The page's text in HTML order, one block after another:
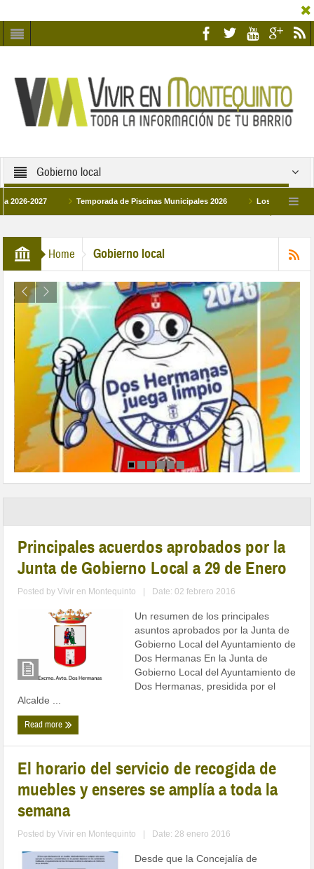
Gobierno local
Temporada de Piscinas Municipales 2026 Los Campus de
Home Gobierno local
Principales acuerdos aprobados por la
Junta de Gobierno Local a 29 de Enero
Posted byVivir en Montequinto Date: 02 febrero 2016
Un resumen de los principales
asuntos aprobados por la Junta de
Gobierno Local del Ayuntamiento de
Dos Hermanas En la Junta de
Gobierno Local del Ayuntamiento de
Dos Hermanas, presidida por el
Alcalde ...
Read more
El horario del servicio de recogida de
muebles y enseres se amplía a toda la
semana
Posted byVivir en Montequinto Date: 28 enero 2016
Desde que la Concejalía de